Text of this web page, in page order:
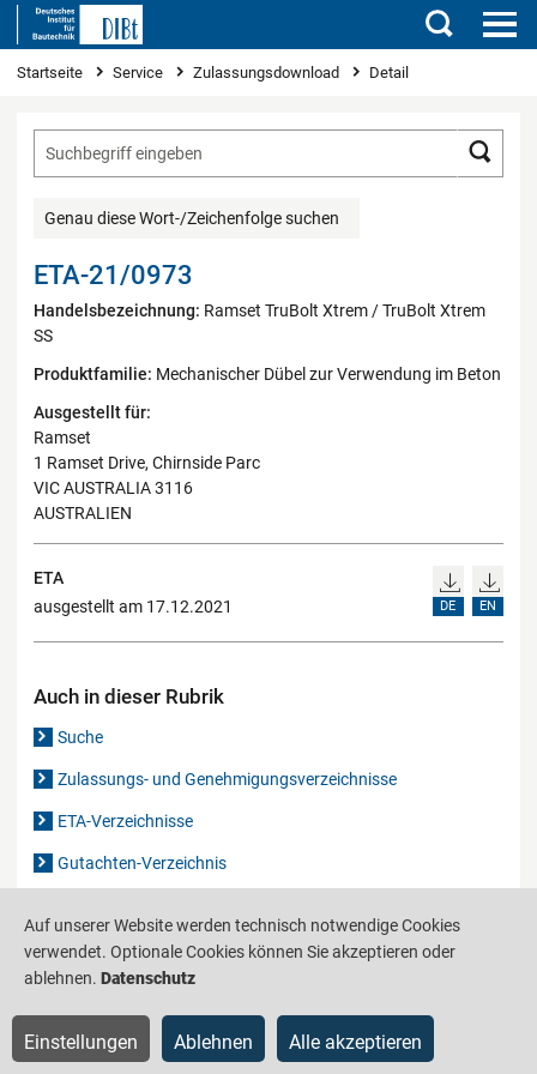
Suchen
Sie sind hier
Startseite Service Zulassungsdownload Detail
Genau diese Wort-/Zeichenfolge suchen
ETA-21/0973
Handelsbezeichnung: Ramset TruBolt Xtrem / TruBolt Xtrem
SS
Produktfamilie: Mechanischer Dübel zur Verwendung im Beton
Ausgestellt für:
Ramset
1 Ramset Drive, Chirnside Parc
VIC AUSTRALIA 3116
AUSTRALIEN
ETA
ausgestellt am 17.12.2021
DE EN
Auch in dieser Rubrik
Suche
Zulassungs- und Genehmigungsverzeichnisse
ETA-Verzeichnisse
Gutachten-Verzeichnis
IS-ARGEBAU
Barrierefreiheit Datenschutz
Auf unserer Website werden technisch notwendige Cookies
verwendet. Optionale Cookies können Sie akzeptieren oder
ablehnen. Datenschutz
Einstellungen Ablehnen Alle akzeptieren